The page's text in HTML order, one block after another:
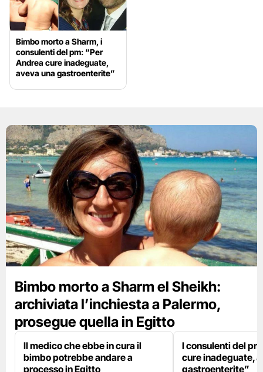
Bimbo morto a Sharm, i
consulenti del pm: “Per
Andrea cure inadeguate,
aveva una gastroenterite”
Bimbo morto a Sharm el Sheikh:
archiviata l’inchiesta a Palermo,
prosegue quella in Egitto
Il medico che ebbe in cura il
bimbo potrebbe andare a
processo in Egitto
I consulenti del
cure inadeguate,
gastroenterite”